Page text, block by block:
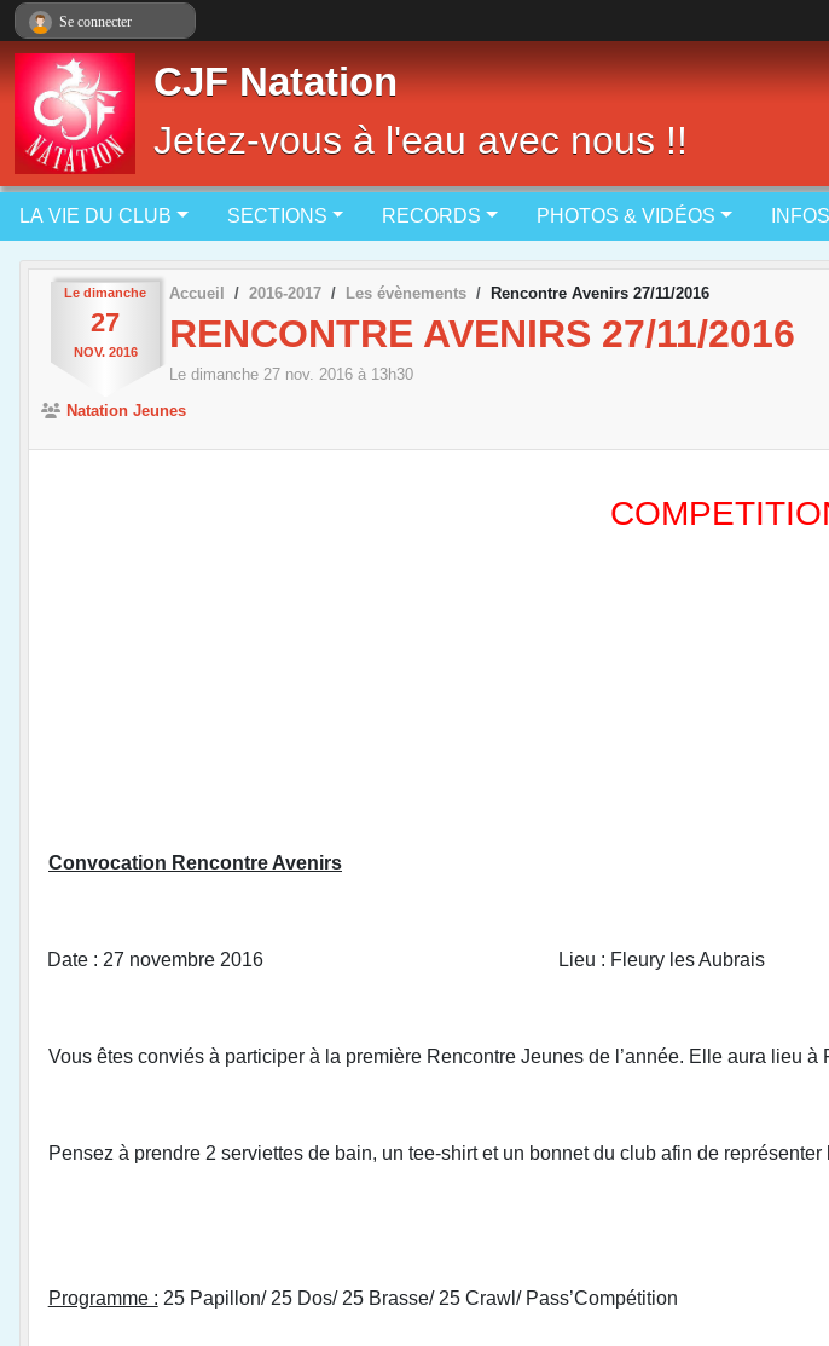
CJF Natation
Jetez-vous à l'eau avec nous !!
LA VIE DU CLUB SECTIONS RECORDS PHOTOS & VIDÉOS
Le dimanche
27
NOV. 2016
Accueil 2016-2017 Les évènements Rencontre Avenirs 27/11/2016
RENCONTRE AVENIRS 27/11/2016
Le dimanche 27 nov. 2016 à 13h30
Natation Jeunes
Convocation Rencontre Avenirs
Date : 27 novembre 2016 Lieu : Fleury les Aubrais
Vous êtes conviés à participer à la première Rencontre Jeunes de l’année. Elle aura lieu
Pensez à prendre 2 serviettes de bain, un tee-shirt et un bonnet du club afin de
Programme : 25 Papillon/ 25 Dos/ 25 Brasse/ 25 Crawl/ Pass’Compétition
Se connecter
Panneau de gestion des cookies